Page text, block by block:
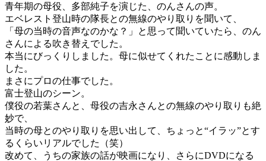
青年期の母役、多部純子を演じた、のんさんの声。
エベレスト登山時の隊長との無線のやり取りを聞いて、
「母の当時の音声なのかな？」と思って聞いていたら、のん
さんによる吹き替えでした。
本当にびっくりしました。母に似せてくれたことに感動しま
した。
まさにプロの仕事でした。
富士登山のシーン。
僕役の若葉さんと、母役の吉永さんとの無線のやり取りも絶
妙で、
当時の母とのやり取りを思い出して、ちょっと“イラッ”とす
るくらいリアルでした（笑）
改めて、うちの家族の話が映画になり、さらにDVDになる